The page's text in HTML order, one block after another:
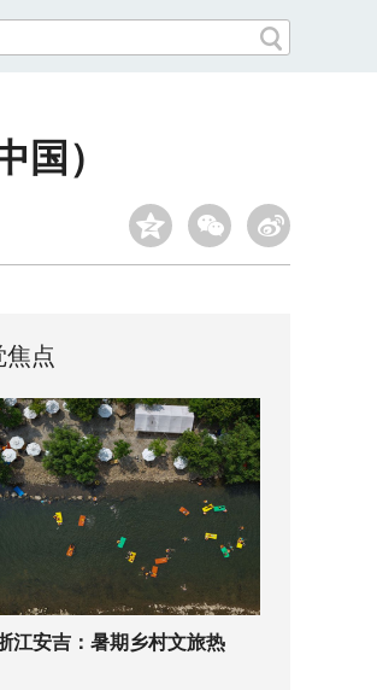
国）
焦点
江安吉：暑期乡村文旅热